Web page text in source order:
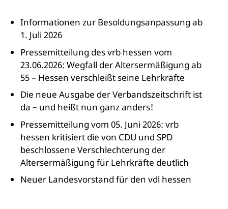
Informationen zur Besoldungsanpassung ab
1. Juli 2026
Pressemitteilung des vrb hessen vom
23.06.2026: Wegfall der Altersermäßigung ab
55 – Hessen verschleißt seine Lehrkräfte
Die neue Ausgabe der Verbandszeitschrift ist
da – und heißt nun ganz anders!
Pressemitteilung vom 05. Juni 2026: vrb
hessen kritisiert die von CDU und SPD
beschlossene Verschlechterung der
Altersermäßigung für Lehrkräfte deutlich
Neuer Landesvorstand für den vdl hessen